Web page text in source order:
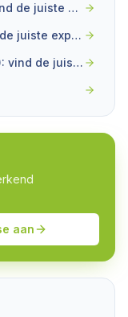
Vochtbestrijding in Alken (2026): vind de juiste expert
Vochtbestrijding in As (2026)| vind de juiste expert
Vochtbestrijding in Beringen (2026): vind de juiste expert
aan